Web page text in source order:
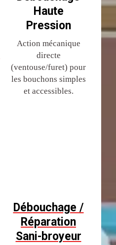
Haute
Pression
Action mécanique
directe
(ventouse/furet) pour
les bouchons simples
et accessibles.
Débouchage /
Réparation
Sani-broyeur